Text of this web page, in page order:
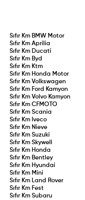
Sıfır Km BMW Motor
Sıfır KmAprilia
Sıfır Km Ducati
Sıfır Km Byd
Sıfır Km Ktm
Sıfır Km Honda Motor
Sıfır KmVolkswagen
Sıfır Km Ford Kamyon
Sıfır KmVolvo Kamyon
Sıfır KmCFMOTO
Sıfır KmScania
Sıfır Km Iveco
Sıfır Km Nieve
Sıfır KmSuzuki
Sıfır KmSkywell
Sıfır Km Honda
Sıfır Km Bentley
Sıfır Km Hyundai
Sıfır Km Mini
Sıfır Km Land Rover
Sıfır Km Fest
Sıfır KmSubaru